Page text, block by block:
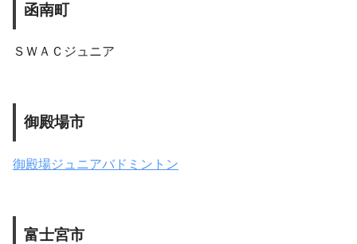
函南町
ＳＷＡＣジュニア
御殿場市
御殿場ジュニアバドミントン
富士宮市